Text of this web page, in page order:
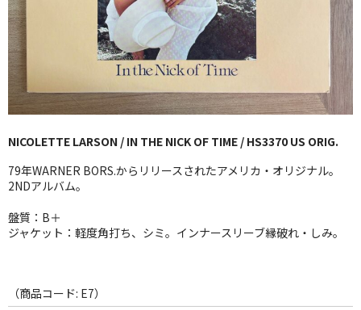
GG RECORD （当店のレーベル）
BLUE NOTE
JAZZ-EU
JAZZ-JP
JAZZ-VOCAL
NICOLETTE LARSON / IN THE NICK OF TIME / HS3370 US ORIG.
79年WARNER BORS.からリリースされたアメリカ・オリジナル。
2NDアルバム。
盤質：B＋
ジャケット：軽度角打ち、シミ。インナースリーブ縁破れ・しみ。
（商品コード: E7）